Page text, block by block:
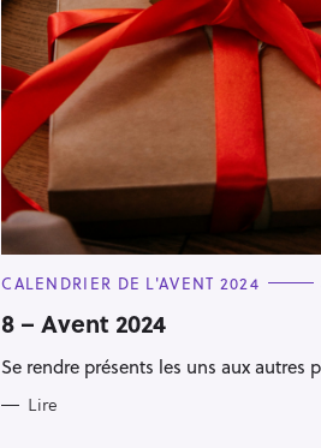
C
T
E
O
CALENDRIER DE L'AVENT 2024
8 – Avent 2024
Se rendre présents les uns aux autres
Lire